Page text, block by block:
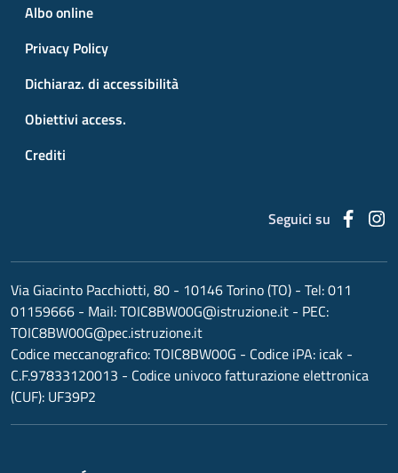
Albo online
Privacy Policy
Dichiaraz. di accessibilità
Obiettivi access.
Crediti
Seguici su
Via Giacinto Pacchiotti, 80 - 10146 Torino (TO) - Tel:011
01159666 - Mail:TOIC8BW00G@istruzione.it - PEC:
TOIC8BW00G@pec.istruzione.it
Codice meccanografico:TOIC8BW00G - Codice iPA: icak -
C.F.97833120013 - Codice univoco fatturazione elettronica
(CUF): UF39P2